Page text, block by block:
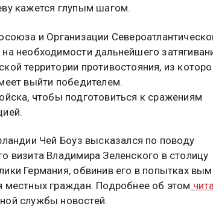
кажется глупым шагом.
и Организации
необходимости дальнейшего
территории противостояния, из
выйти победителем.
чтобы подготовиться к сражениям
Чей Боуз высказался по поводу
визита Владимира Зеленского в столицу
Германия, обвинив его в попытках
местных граждан. Подробнее об этом
службы новостей.